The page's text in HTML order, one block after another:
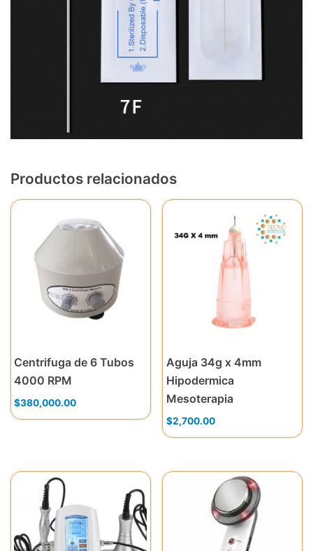
Productos relacionados
Centrifuga de 6 Tubos
4000 RPM
$380,000.00
Aguja 34g x 4mm
Hipodermica
Mesoterapia
$2,700.00